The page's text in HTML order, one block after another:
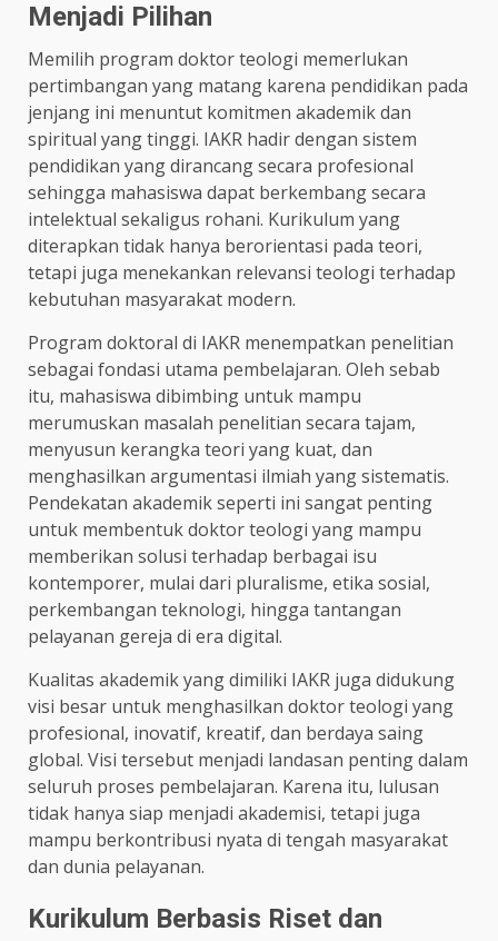
Menjadi Pilihan
Memilih program doktor teologi memerlukan
pertimbangan yang matang karena pendidikan pada
jenjang ini menuntut komitmen akademik dan
spiritual yang tinggi. IAKR hadir dengan sistem
pendidikan yang dirancang secara profesional
sehingga mahasiswa dapat berkembang secara
intelektual sekaligus rohani. Kurikulum yang
diterapkan tidak hanya berorientasi pada teori,
tetapi juga menekankan relevansi teologi terhadap
kebutuhan masyarakat modern.
Program doktoral di IAKR menempatkan penelitian
sebagai fondasi utama pembelajaran. Oleh sebab
itu, mahasiswa dibimbing untuk mampu
merumuskan masalah penelitian secara tajam,
menyusun kerangka teori yang kuat, dan
menghasilkan argumentasi ilmiah yang sistematis.
Pendekatan akademik seperti ini sangat penting
untuk membentuk doktor teologi yang mampu
memberikan solusi terhadap berbagai isu
kontemporer, mulai dari pluralisme, etika sosial,
perkembangan teknologi, hingga tantangan
pelayanan gereja di era digital.
Kualitas akademik yang dimiliki IAKR juga didukung
visi besar untuk menghasilkan doktor teologi yang
profesional, inovatif, kreatif, dan berdaya saing
global. Visi tersebut menjadi landasan penting dalam
seluruh proses pembelajaran. Karena itu, lulusan
tidak hanya siap menjadi akademisi, tetapi juga
mampu berkontribusi nyata di tengah masyarakat
dan dunia pelayanan.
Kurikulum Berbasis Riset dan